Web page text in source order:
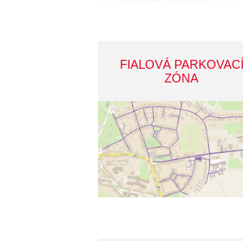
FIALOVÁ PARKOVACÍ
ZÓNA